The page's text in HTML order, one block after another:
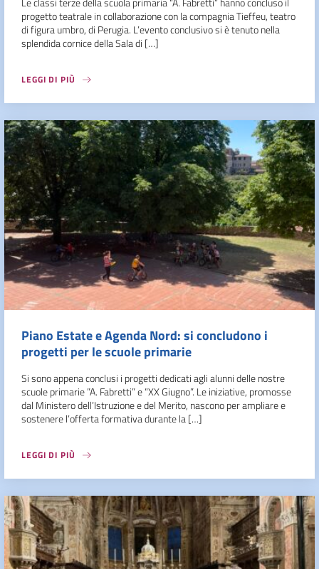
progetto teatrale in collaborazione con la compagnia Tieffeu, teatro
di figura umbro, di Perugia. L’evento conclusivo si è tenuto nella
splendida cornice della Sala di […]
LEGGI DI PIÙ
Piano Estate e Agenda Nord: si concludono i
progetti per le scuole primarie
Si sono appena conclusi i progetti dedicati agli alunni delle nostre
scuole primarie ”A. Fabretti” e “XX Giugno”. Le iniziative, promosse
dal Ministero dell’Istruzione e del Merito, nascono per ampliare e
sostenere l’offerta formativa durante la […]
LEGGI DI PIÙ